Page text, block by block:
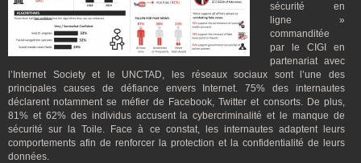
sécurité en
ligne »
commanditée
par le CIGI en
partenariat avec
l’Internet Society et le UNCTAD, les réseaux sociaux sont l’une des
principales causes de défiance envers Internet. 75% des internautes
déclarent notamment se méfier de Facebook, Twitter et consorts. De plus,
81% et 62% des individus accusent la cybercriminalité et le manque de
sécurité sur la Toile. Face à ce constat, les internautes adaptent leurs
comportements afin de renforcer la protection et la confidentialité de leurs
données.